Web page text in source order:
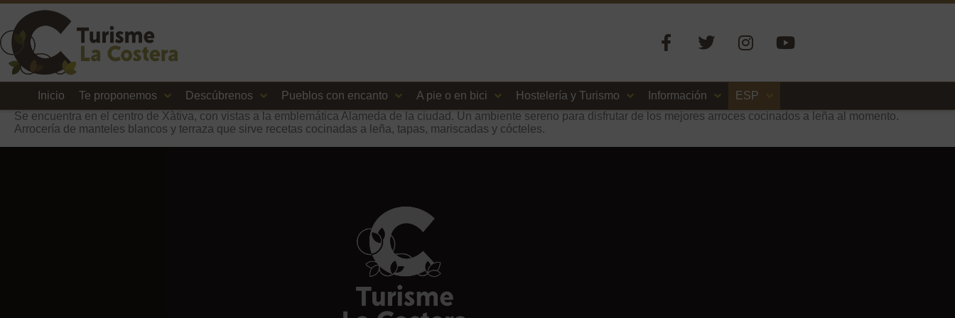
Inicio Te proponemos Descúbrenos Pueblos con encanto A pie o en bici Hostelería y Turismo Información
ESP
Se encuentra en el centro de Xàtiva, con vistas a la emblemática Alameda de la ciudad. Un ambiente sereno para disfrutar de los mejores arroces cocinados a leña al momento.
Arrocería de manteles blancos y terraza que sirve recetas cocinadas a leña, tapas, mariscadas y cócteles.